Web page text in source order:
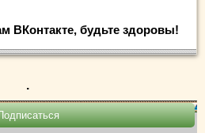
ВКонтакте, будьте здоровы!
.